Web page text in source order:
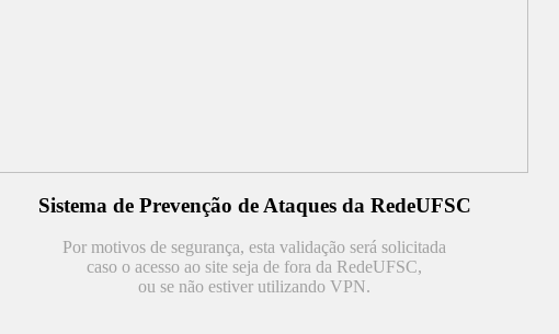
Sistema de Prevenção de Ataques da RedeUFSC
Por motivos de segurança, esta validação será solicitada
caso o acesso ao site seja de fora da RedeUFSC,
ou se não estiver utilizando VPN.